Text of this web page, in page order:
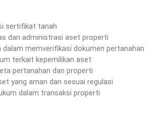
sertifikat tanah
dan administrasi aset properti
dalam memverifikasi dokumen pertanahan
terkait kepemilikan aset
pertanahan dan properti
yang aman dan sesuai regulasi
dalam transaksi properti